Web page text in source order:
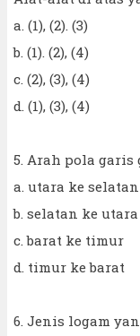
a. (1), (2). (3)
b. (1). (2), (4)
c. (2), (3), (4)
d. (1), (3), (4)
5. Arah pola garis
a. utara ke selatan
b. selatan ke utara
c. barat ke timur
d. timur ke barat
6. Jenis logam